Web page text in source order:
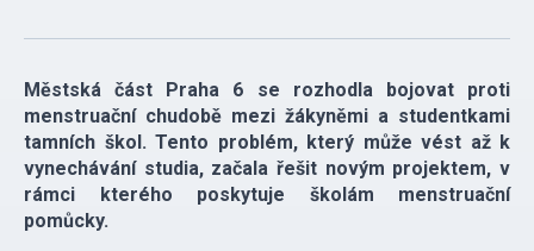
Městská část Praha 6 se rozhodla bojovat proti
menstruační chudobě mezi žákyněmi a studentkami
tamních škol. Tento problém, který může vést až k
vynechávání studia, začala řešit novým projektem, v
rámci kterého poskytuje školám menstruační
pomůcky.